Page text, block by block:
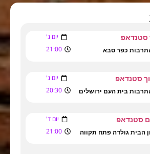
סטנדאפ יום ג'
כפר סבא 21:00
סטנדאפ יום ג'
בית העם ירושלים 20:30
סטנדאפ יום ד'
הבית גולדה פתח תקווה 21:00